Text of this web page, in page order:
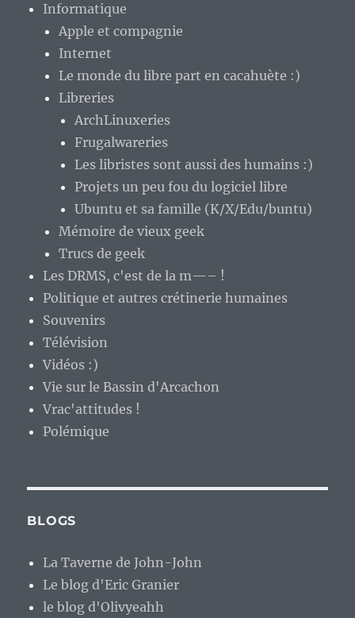
Informatique
Apple et compagnie
Internet
Le monde du libre part en cacahuète :)
Libreries
ArchLinuxeries
Frugalwareries
Les libristes sont aussi des humains :)
Projets un peu fou du logiciel libre
Ubuntu et sa famille (K/X/Edu/buntu)
Mémoire de vieux geek
Trucs de geek
Les DRMS, c'est de la m—– !
Politique et autres crétinerie humaines
Souvenirs
Télévision
Vidéos :)
Vie sur le Bassin d'Arcachon
Vrac'attitudes !
Polémique
BLOGS
La Taverne de John-John
Le blog d'Eric Granier
le blog d'Olivyeahh